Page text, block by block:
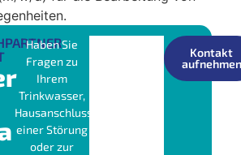
Haben Sie
Fragen zu
Ihrem
Trinkwasser,
Hausanschluss,
einer Störung
oder zur
Kontakt
aufnehmen